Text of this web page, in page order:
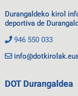
Durangaldeko kirol
deportiva de
946 550 033
DOT Durangaldea